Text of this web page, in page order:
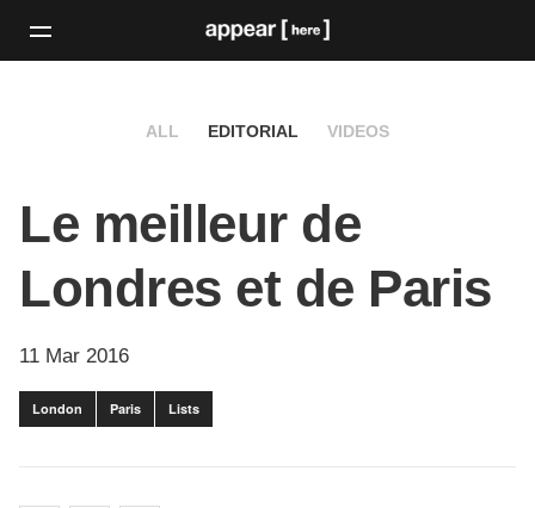
ALL EDITORIAL VIDEOS
Le meilleur de
Londres et de Paris
11 Mar 2016
London Paris Lists